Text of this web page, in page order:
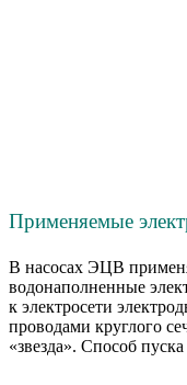
Применяемые
В насосах ЭЦВ
водонаполненные
к электросети
проводами круглого
«звезда». Способ